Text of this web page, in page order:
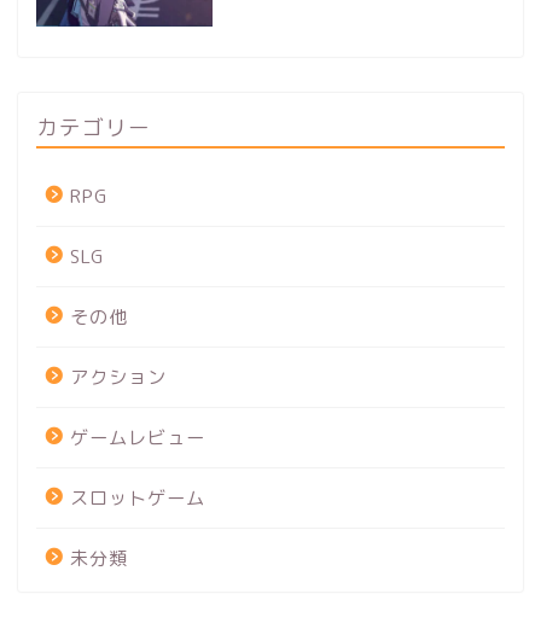
カテゴリー
RPG
SLG
その他
アクション
ゲームレビュー
スロットゲーム
未分類